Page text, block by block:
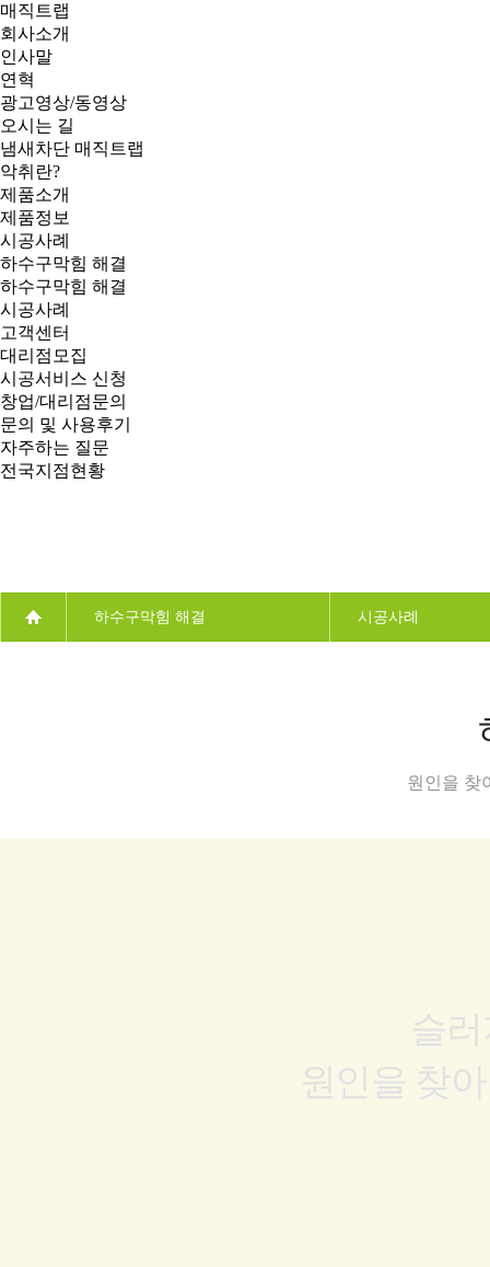
매직트랩
회사소개
인사말
연혁
광고영상/동영상
오시는 길
냄새차단 매직트랩
악취란?
제품소개
제품정보
시공사례
하수구막힘 해결
하수구막힘 해결
시공사례
고객센터
대리점모집
시공서비스 신청
창업/대리점문의
문의 및 사용후기
자주하는 질문
전국지점현황
하수구막힘 해결 시공사례
원인을 찾
슬
원인을 찾